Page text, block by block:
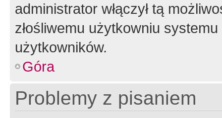
administrator włączył tą
złośliwemu użytkowniu
użytkowników.
Góra
Problemy z pisaniem